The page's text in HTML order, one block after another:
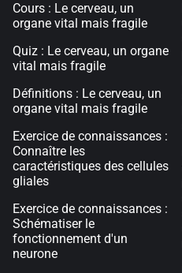
Cours : Le cerveau, un
organe vital mais fragile
Quiz : Le cerveau, un organe
vital mais fragile
Définitions : Le cerveau, un
organe vital mais fragile
Exercice de connaissances :
Connaître les
caractéristiques des cellules
gliales
Exercice de connaissances :
Schématiser le
fonctionnement d'un
neurone